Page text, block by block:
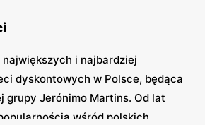
i najbardziej
dyskontowych w Polsce, będąca
grupy Jerónimo Martins. Od lat
wśród polskich